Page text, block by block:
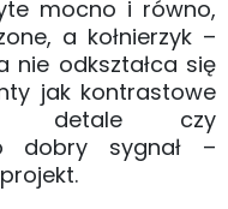
mocno i równo,
a kołnierzyk –
nie odkształca się
jak kontrastowe
detale czy
dobry sygnał –